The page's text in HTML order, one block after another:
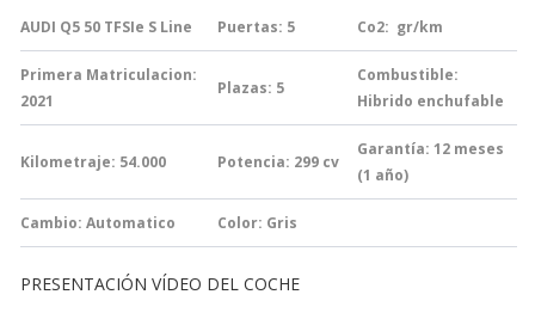
AUDI Q5 50 TFSIe S Line Puertas: 5 Co2: gr/km
Primera Matriculacion:
2021
Plazas: 5
Combustible:
Hibrido enchufable
Kilometraje: 54.000 Potencia: 299 cv
Garantía: 12 meses
(1 año)
Cambio: Automatico Color: Gris
PRESENTACIÓN VÍDEO DEL COCHE